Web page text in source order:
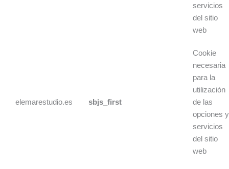
servicios
del sitio
web
elemarestudio.es sbjs_first
Cookie
necesaria
para la
utilización
de las
opciones y
servicios
del sitio
web